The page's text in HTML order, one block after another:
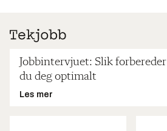
Jobbintervjuet: Slik forbereder
du deg optimalt
Les mer